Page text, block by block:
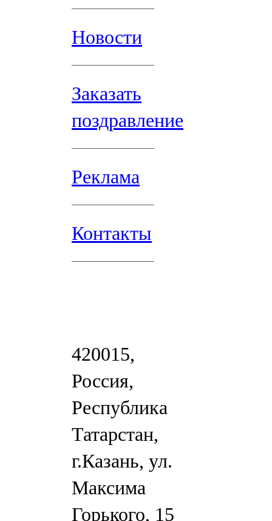
Новости
Заказать
поздравление
Реклама
Контакты
420015,
Россия,
Республика
Татарстан,
г.Казань, ул.
Максима
Горького, 15